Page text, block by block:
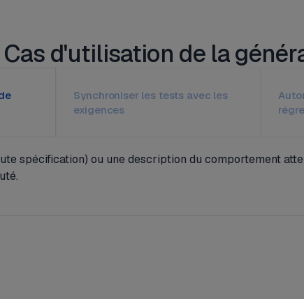
Cas d'utilisation de la
Synchroniser les tests avec les
exigences
spécification) ou une description du comportement